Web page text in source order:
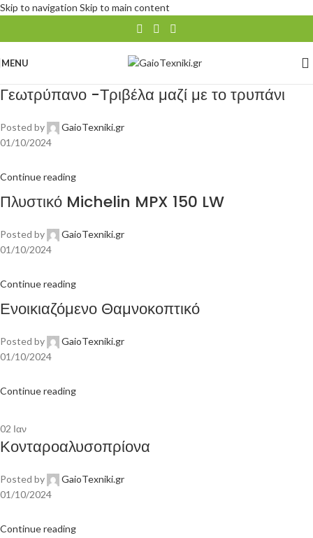
Skip to navigation Skip to main content
MENU
Γεωτρύπανο -Τριβέλα μαζί με το τρυπάνι
Posted by
GaioTexniki.gr
01/10/2024
Continue reading
Πλυστικό Michelin MPX 150 LW
Posted by
GaioTexniki.gr
01/10/2024
Continue reading
Ενοικιαζόμενο Θαμνοκοπτικό
Posted by
GaioTexniki.gr
01/10/2024
Continue reading
02 Ιαν
Κονταροαλυσοπρίονα
Posted by
GaioTexniki.gr
01/10/2024
Continue reading